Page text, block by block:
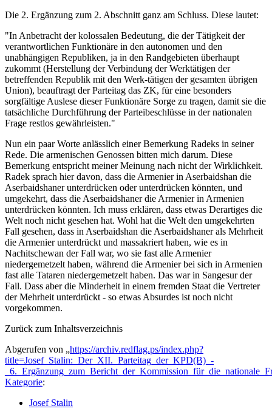
Die 2. Ergänzung zum 2. Abschnitt ganz am Schluss. Diese lautet:
"In Anbetracht der kolossalen Bedeutung, die der Tätigkeit der
verantwortlichen Funktionäre in den autonomen und den
unabhängigen Republiken, ja in den Randgebieten überhaupt
zukommt (Herstellung der Verbindung der Werktätigen der
betreffenden Republik mit den Werk-tätigen der gesamten übrigen
Union), beauftragt der Parteitag das ZK, für eine besonders
sorgfältige Auslese dieser Funktionäre Sorge zu tragen, damit sie die
tatsächliche Durchführung der Parteibeschlüsse in der nationalen
Frage restlos gewährleisten."
Nun ein paar Worte anlässlich einer Bemerkung Radeks in seiner
Rede. Die armenischen Genossen bitten mich darum. Diese
Bemerkung entspricht meiner Meinung nach nicht der Wirklichkeit.
Radek sprach hier davon, dass die Armenier in Aserbaidshan die
Aserbaidshaner unterdrücken oder unterdrücken könnten, und
umgekehrt, dass die Aserbaidshaner die Armenier in Armenien
unterdrücken könnten. Ich muss erklären, dass etwas Derartiges die
Welt noch nicht gesehen hat. Wohl hat die Welt den umgekehrten
Fall gesehen, dass in Aserbaidshan die Aserbaidshaner als Mehrheit
die Armenier unterdrückt und massakriert haben, wie es in
Nachitschewan der Fall war, wo sie fast alle Armenier
niedergemetzelt haben, während die Armenier bei sich in Armenien
fast alle Tataren niedergemetzelt haben. Das war in Sangesur der
Fall. Dass aber die Minderheit in einem fremden Staat die Vertreter
der Mehrheit unterdrückt - so etwas Absurdes ist noch nicht
vorgekommen.
Zurück zum Inhaltsverzeichnis
Abgerufen von „https://archiv.redflag.ps/index.php?
title=Josef_Stalin:_Der_XII._Parteitag_der_KPD(B)_-
Kategorie:
Josef Stalin